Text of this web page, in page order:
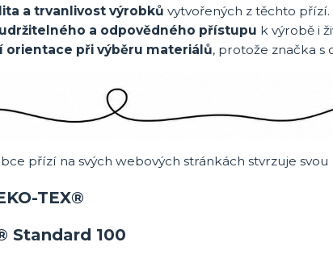
a trvanlivost výrobků vytvořených z těchto přízí.
a odpovědného přístupu k výrobě i
orientace při výběru materiálů, protože značka s
přízí na svých webových stránkách stvrzuje
TEX®
Standard 100